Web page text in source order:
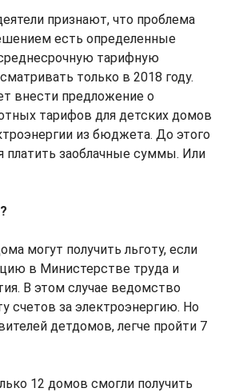
признают, что проблема
есть определенные
тарифную
только в 2018 году.
внести предложение о
тарифов для детских домов
из бюджета. До этого
платить заоблачные суммы. Или
могут получить льготу, если
в Министерстве труда и
В этом случае ведомство
счетов за электроэнергию. Но
детдомов, легче пройти 7
12 домов смогли получить